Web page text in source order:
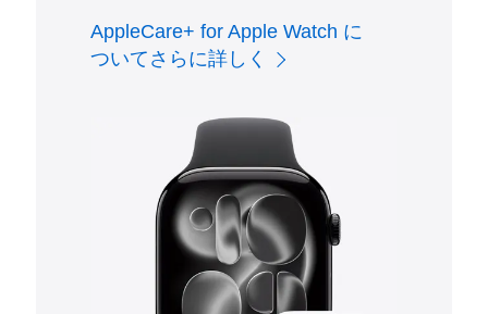
AppleCare+ for Apple Watch に
ついてさらに詳しく